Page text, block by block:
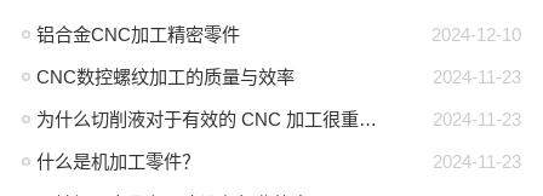
2024-12-10
铝合金CNC加工精密零件
2024-11-23
CNC数控螺纹加工的质量与效率
2024-11-23
为什么切削液对于有效的 CNC 加工很重要？
2024-11-23
什么是机加工零件？